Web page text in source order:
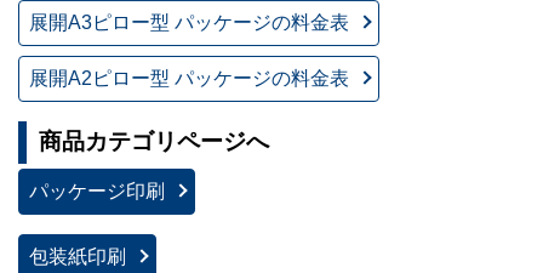
展開A3ピロー型 パッケージの料金表
展開A2ピロー型 パッケージの料金表
商品カテゴリページへ
パッケージ印刷
包装紙印刷